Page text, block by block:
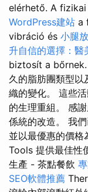
elérhető. A
WordPress建站 a
vibráció és 小腿
升自信的選擇：醫
biztosít a bőrnek.
久的脂肪團類型以
織的變化。 這些
的生理重組。 感
係統的改造。 我
並以最優惠的價
Tools 提供最佳性
生產 - 茶點餐飲
SEO軟體推薦